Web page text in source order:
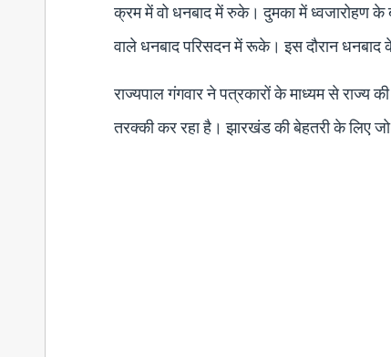
क्रम में वो धनबाद में रुके। दुमका में ध्वजारोहण के
वाले धनबाद परिसदन में रूके। इस दौरान
राज्यपाल गंगवार ने पत्रकारों के माध्यम से राज्य
तरक्की कर रहा है। झारखंड की बेहतरी के लिए जो